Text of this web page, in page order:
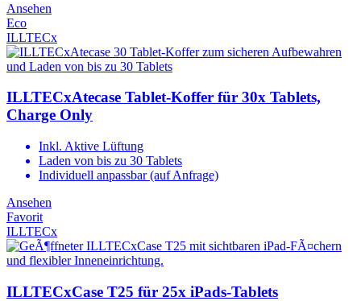
Ansehen
Eco
ILLTECx
ILLTECxAtecase Tablet-Koffer für 30x Tablets,
Charge Only
Inkl. Aktive Lüftung
Laden von bis zu 30 Tablets
Individuell anpassbar (auf Anfrage)
Ansehen
Favorit
ILLTECx
ILLTECxCase T25 für 25x iPads-Tablets